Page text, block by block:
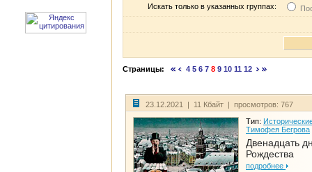
Искать только в указанных группах:
Страницы: 4 5 6 7 8 9 10 11 12
23.12.2021 | 11 Кбайт | просмотров: 767
Тип:
Тимофея Бегрова
Двенадцать
Рождества
подробнее